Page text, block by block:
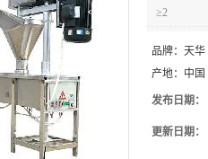
≥2
品牌： 天华
产地： 中国
发布日期：
更新日期：